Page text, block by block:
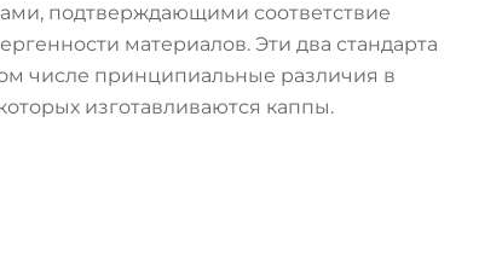
подтверждающими соответствие
материалов. Эти два стандарта
числе принципиальные различия в
изготавливаются каппы.